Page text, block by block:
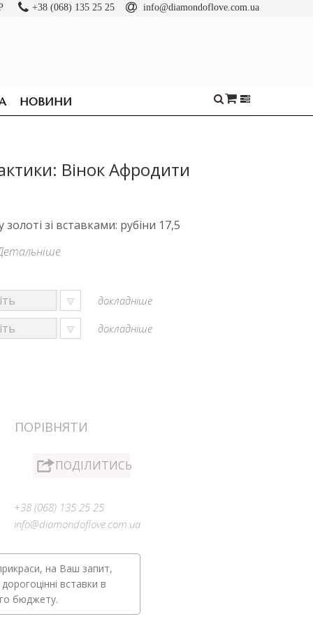
+38 (068) 135 25 25 info@diamondoflove.com.ua
ОБРУЧКИКАБЛУЧКИ
НОВИНИ
Вінок Афродити
зі вставками: рубіни 17,5
докладніше
докладніше
ПОРІВНЯТИ
ПОДІЛИТИСЬ
+38 (068) 135 25 25
info@diamondoflove.com.ua
на Ваш запит,
вставки в
бюджету.